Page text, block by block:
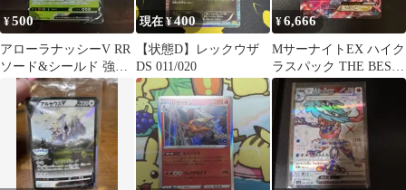
¥500
アローラナッシーV RR
ソード&シールド 強化
拡張パック Pokemon
G…
現在 ¥400
【状態D】レックウザ
DS 011/020
¥6,666
MサーナイトEX ハイク
ラスパック THE BEST
OF XY キラ 092…